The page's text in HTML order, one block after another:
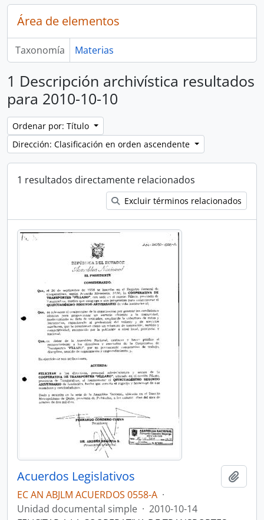
Área de elementos
Taxonomía Materias
1 Descripción archivística resultados
para 2010-10-10
Ordenar por: Título
Dirección: Clasificación en orden ascendente
1 resultados directamente relacionados
Excluir términos relacionados
Acuerdos Legislativos
EC AN ABJLM ACUERDOS 0558-A ·
Unidad documental simple · 2010-10-14